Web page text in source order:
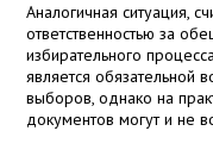
Аналогичная ситуация,
ответственностью за
избирательного
является обязательной
выборов, однако на
документов могут и не